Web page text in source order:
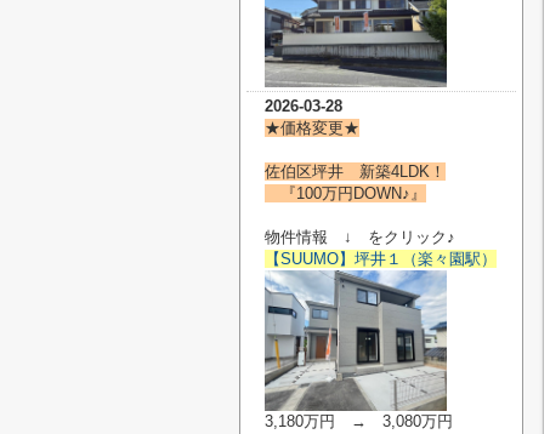
2026-03-28
★価格変更★
佐伯区坪井 新築4LDK！
『100万円DOWN♪』
物件情報 ↓ をクリック♪
【SUUMO】坪井１（楽々園駅）
3,180万円 → 3,080万円